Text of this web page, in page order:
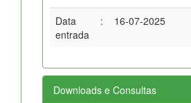
Data
entrada
: 16-07-2025
Downloads e Consultas